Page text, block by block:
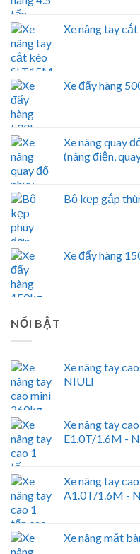
Xe nâng tay
Xe đẩy hàng
Xe nâng quay
(nâng điện,
Bộ kẹp gắp
Xe đẩy hàng
NỔI BẬT
Xe nâng tay
NIULI
Xe nâng tay
E1.0T/1.6M -
Xe nâng tay
A1.0T/1.6M -
Xe nâng mặt